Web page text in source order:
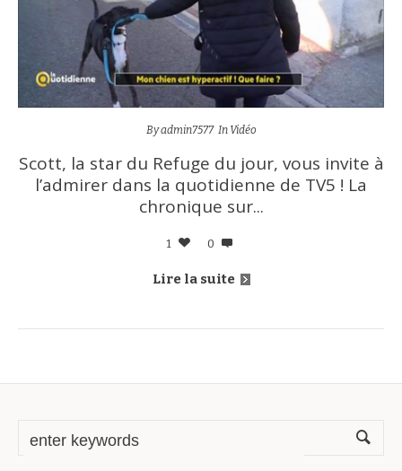
Byadmin7577 In Vidéo
Scott, la star du Refuge du jour, vous invite à
l’admirer dans la quotidienne de TV5 ! La
chronique sur...
1 0
Lire la suite